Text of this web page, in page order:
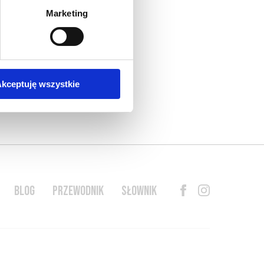
Marketing
wszystkie
BLOG PRZEWODNIK SŁOWNIK